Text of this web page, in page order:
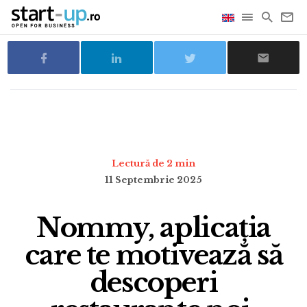
Lectură de 2 min
11 Septembrie 2025
Nommy, aplicația
care te motivează să
descoperi